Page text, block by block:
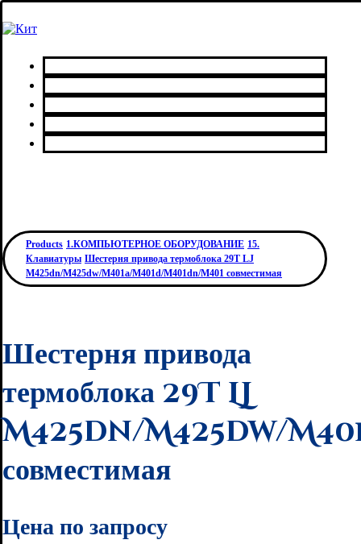
Products 1.КОМПЬЮТЕРНОЕ ОБОРУДОВАНИЕ 15.
Клавиатуры Шестерня привода термоблока 29T LJ
M425dn/M425dw/M401a/M401d/M401dn/M401 совместимая
Шестерня привода
термоблока 29T LJ
M425dn/M425dw/
совместимая
Цена по запросу